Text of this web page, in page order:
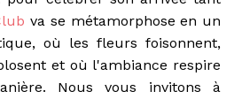
va se métamorphose en un
où les fleurs foisonnent,
et où l'ambiance respire
Nous vous invitons à